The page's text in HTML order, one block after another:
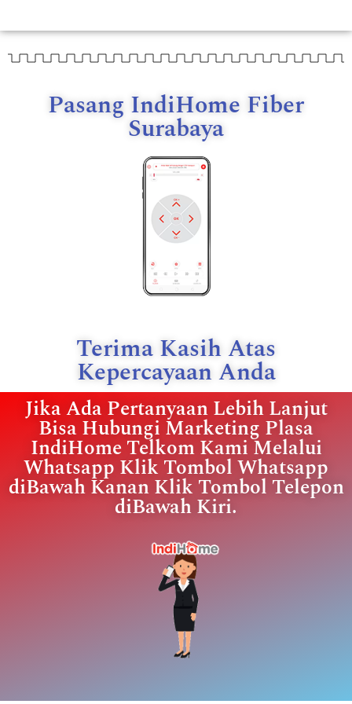
Pasang IndiHome Fiber
Surabaya
Terima Kasih Atas
Kepercayaan Anda
Jika Ada Pertanyaan Lebih Lanjut
Bisa Hubungi Marketing Plasa
IndiHome Telkom Kami Melalui
Whatsapp Klik Tombol Whatsapp
diBawah Kanan Klik Tombol Telepon
diBawah Kiri.